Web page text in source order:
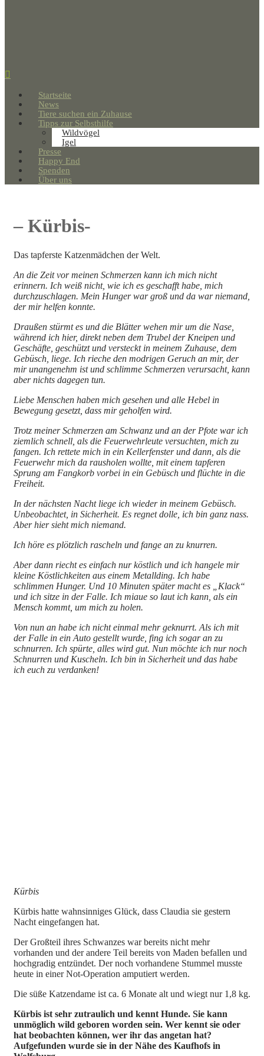
Startseite
News
Tiere suchen ein Zuhause
Tipps zur Selbsthilfe
Wildvögel
Igel
Presse
Happy End
Spenden
Über uns
– Kürbis-
Das tapferste Katzenmädchen der Welt.
An die Zeit vor meinen Schmerzen kann ich mich nicht
erinnern. Ich weiß nicht, wie ich es geschafft habe, mich
durchzuschlagen. Mein Hunger war groß und da war niemand,
der mir helfen konnte.
Draußen stürmt es und die Blätter wehen mir um die Nase,
während ich hier, direkt neben dem Trubel der Kneipen und
Geschäfte, geschützt und versteckt in meinem Zuhause, dem
Gebüsch, liege. Ich rieche den modrigen Geruch an mir, der
mir unangenehm ist und schlimme Schmerzen verursacht, kann
aber nichts dagegen tun.
Liebe Menschen haben mich gesehen und alle Hebel in
Bewegung gesetzt, dass mir geholfen wird.
Trotz meiner Schmerzen am Schwanz und an der Pfote war ich
ziemlich schnell, als die Feuerwehrleute versuchten, mich zu
fangen. Ich rettete mich in ein Kellerfenster und dann, als die
Feuerwehr mich da rausholen wollte, mit einem tapferen
Sprung am Fangkorb vorbei in ein Gebüsch und flüchte in die
Freiheit.
In der nächsten Nacht liege ich wieder in meinem Gebüsch.
Unbeobachtet, in Sicherheit. Es regnet dolle, ich bin ganz nass.
Aber hier sieht mich niemand.
Ich höre es plötzlich rascheln und fange an zu knurren.
Aber dann riecht es einfach nur köstlich und ich hangele mir
kleine Köstlichkeiten aus einem Metallding. Ich habe
schlimmen Hunger. Und 10 Minuten später macht es „Klack“
und ich sitze in der Falle. Ich miaue so laut ich kann, als ein
Mensch kommt, um mich zu holen.
Von nun an habe ich nicht einmal mehr geknurrt. Als ich mit
der Falle in ein Auto gestellt wurde, fing ich sogar an zu
schnurren. Ich spürte, alles wird gut. Nun möchte ich nur noch
Schnurren und Kuscheln. Ich bin in Sicherheit und das habe
ich euch zu verdanken!
Kürbis
Kürbis hatte wahnsinniges Glück, dass Claudia sie gestern
Nacht eingefangen hat.
Der Großteil ihres Schwanzes war bereits nicht mehr
vorhanden und der andere Teil bereits von Maden befallen und
hochgradig entzündet. Der noch vorhandene Stummel musste
heute in einer Not-Operation amputiert werden.
Die süße Katzendame ist ca. 6 Monate alt und wiegt nur 1,8 kg.
Kürbis ist sehr zutraulich und kennt Hunde. Sie kann
unmöglich wild geboren worden sein. Wer kennt sie oder
hat beobachten können, wer ihr das angetan hat?
Aufgefunden wurde sie in der Nähe des Kaufhofs in